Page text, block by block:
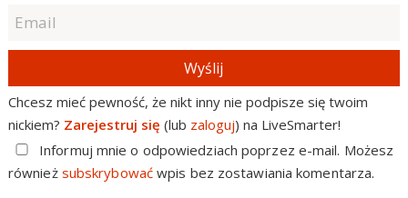
Wyślij
Chcesz mieć pewność, że nikt inny nie podpisze się twoim
nickiem? Zarejestruj się (lub zaloguj) na LiveSmarter!
Informuj mnie o odpowiedziach poprzez e-mail. Możesz
również subskrybowaćwpis bez zostawiania komentarza.